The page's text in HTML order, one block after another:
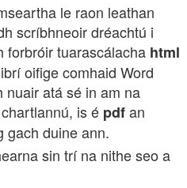
le raon leathan
scríbhneoir dréachtú i
forbróir tuarascálacha html
oifige comhaid Word
nuair atá sé in am na
is é pdfan
gach duine ann.
sin trí na nithe seo a